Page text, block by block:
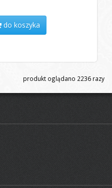
do koszyka
produkt oglądano 2236 razy